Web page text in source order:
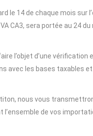
le 14 de chaque mois sur
CA3, sera portée au 24
l’objet d’une vérification
avec les bases taxables
nous vous
de vos